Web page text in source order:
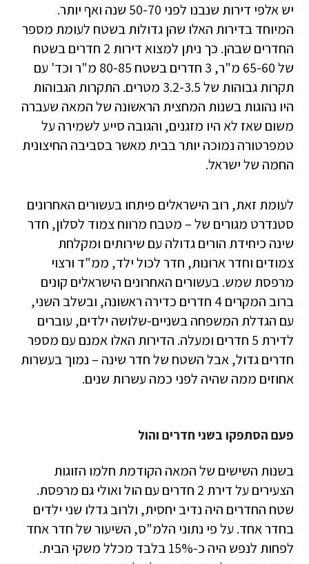
יש אלפי דירות שנבנו לפני 50-70 שנה ואף יותר.
המיוחד בדירות האלו שהן גדולות בשטח לעומת מספר
החדרים שבהן. כך ניתן למצוא דירות 2 חדרים בשטח
של 65-60 מ"ר, 3 חדרים בשטח 80-85 מ"ר וכד' עם
תקרות גבוהות של 3.2-3.5 מטרים. התקרות הגבוהות
היו נהוגות בשנות המחצית הראשונה של המאה שעברה
משום שאז לא היו מזגנים, והגובה סייע לשמירה על
טמפרטורה נמוכה יותר בבית מאשר בסביבה החיצונית
החמה של ישראל.
לעומת זאת, רוב הישראלים פיתחו בעשורים האחרונים
סטנדרט מגורים של – מטבח מרווח צמוד לסלון, חדר
שינה כיחידת הורים גדולה עם שירותים ומקלחת
צמודים וחדר ארונות, חדר לכול ילד, ממ"ד ורצוי
מרפסת שמש. בעשורים האחרונים הישראלים קונים
ברוב המקרים 4 חדרים כדירה ראשונה, ובשלב השני,
עם הגדלת המשפחה בשניים-שלושה ילדים, עוברים
לדירת 5 חדרים ומעלה. הדירות האלו אמנם עם מספר
חדרים גדול, אבל השטח של חדר שינה – נמוך בעשרות
אחוזים ממה שהיה לפני כמה עשרות שנים.
פעם הסתפקו בשני חדרים והול
בשנות השישים של המאה הקודמת חלמו הזוגות
הצעירים על דירת 2 חדרים עם הול ואולי גם מרפסת.
שטח החדרים היה נדיב יחסית, ולרוב גדלו שני ילדים
בחדר אחד. על פי נתוני הלמ"ס, השיעור של חדר אחד
לפחות לנפש היה כ-15% בלבד מכלל משקי הבית.